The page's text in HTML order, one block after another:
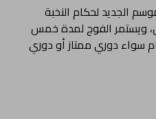
الجديد لحكام النخبة
ويستمر الفوج لمدة خمس
للحكام سواء دوري ممتاز أو دوري